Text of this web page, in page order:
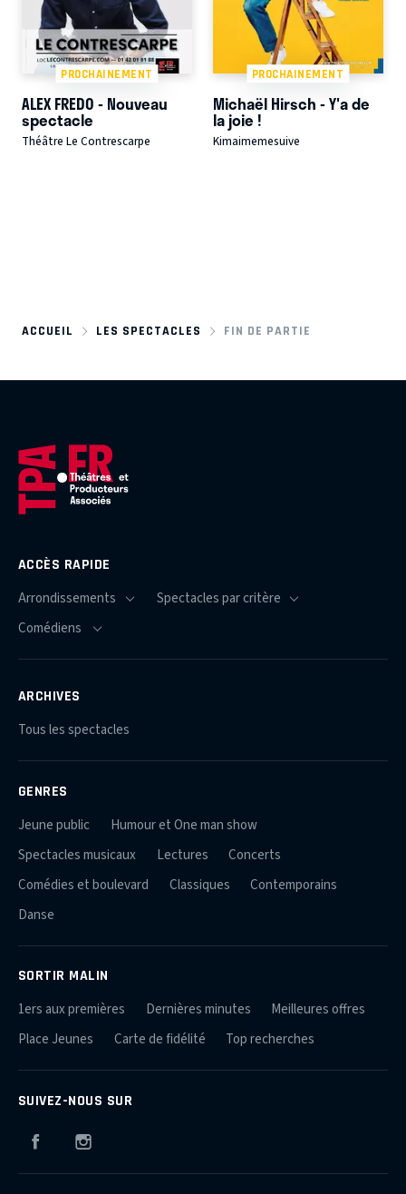
PROCHAINEMENT
ALEX FREDO - Nouveau
spectacle
Théâtre Le Contrescarpe
PROCHAINEMENT
Michaël Hirsch - Y'a de
la joie !
Kimaimemesuive
ACCUEIL LES SPECTACLES FIN DE PARTIE
ACCÈS RAPIDE
ARCHIVES
Tous les spectacles
GENRES
Jeune public
Humour et One man show
Spectacles musicaux
Lectures
Concerts
Comédies et boulevard
Classiques
Contemporains
Danse
SORTIR MALIN
1ers aux premières Dernières minutes
Meilleures offres
Place Jeunes
Carte de fidélité Top recherches
SUIVEZ-NOUS SUR
Facebook